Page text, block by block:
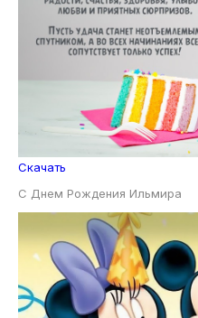
Скачать
С Днем Рождения Ильмира